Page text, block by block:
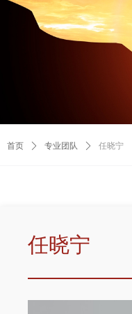
任晓宁
首页 ꄲ 专业团队 ꄲ 任晓宁